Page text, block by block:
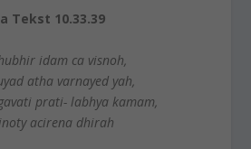
Tekst 10.33.39
idam ca visnoh,
atha varnayed yah,
prati- labhya kamam,
acirena dhirah